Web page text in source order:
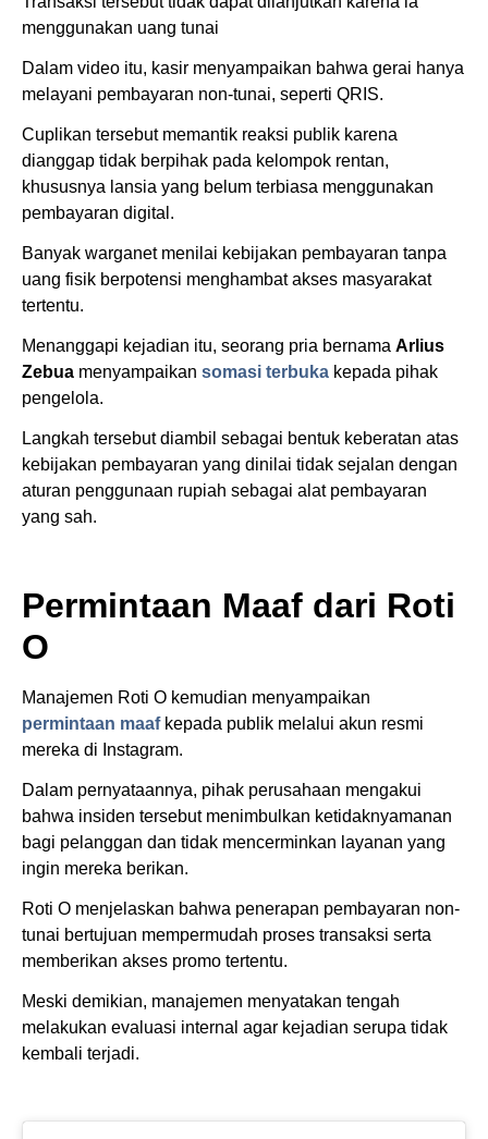
menggunakan uang tunai
Dalam video itu, kasir menyampaikan bahwa gerai hanya
melayani pembayaran non-tunai, seperti QRIS.
Cuplikan tersebut memantik reaksi publik karena
dianggap tidak berpihak pada kelompok rentan,
khususnya lansia yang belum terbiasa menggunakan
pembayaran digital.
Banyak warganet menilai kebijakan pembayaran tanpa
uang fisik berpotensi menghambat akses masyarakat
tertentu.
Menanggapi kejadian itu, seorang pria bernama Arlius
Zebua menyampaikan somasi terbuka kepada pihak
pengelola.
Langkah tersebut diambil sebagai bentuk keberatan atas
kebijakan pembayaran yang dinilai tidak sejalan dengan
aturan penggunaan rupiah sebagai alat pembayaran
yang sah.
Permintaan Maaf dari Roti
O
Manajemen Roti O kemudian menyampaikan
permintaan maafkepada publik melalui akun resmi
mereka di Instagram.
Dalam pernyataannya, pihak perusahaan mengakui
bahwa insiden tersebut menimbulkan ketidaknyamanan
bagi pelanggan dan tidak mencerminkan layanan yang
ingin mereka berikan.
Roti O menjelaskan bahwa penerapan pembayaran non-
tunai bertujuan mempermudah proses transaksi serta
memberikan akses promo tertentu.
Meski demikian, manajemen menyatakan tengah
melakukan evaluasi internal agar kejadian serupa tidak
kembali terjadi.